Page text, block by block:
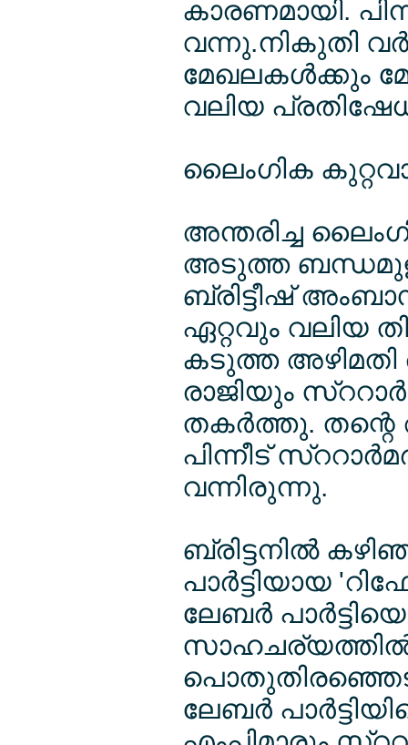
കാരണമായി.
വന്നു.നികുതി
മേഖലകള്‍ക്കും
വലിയ
ലൈംഗിക
അന്തരിച്ച
അടുത്ത
ബ്രിട്ടീഷ്
ഏറ്റവും വലിയ
കടുത്ത
രാജിയും
തകര്‍ത്തു. തന്റെ
പിന്നീട്
വന്നിരുന്നു.
ബ്രിട്ടനില്‍
പാര്‍ട്ടിയായ
ലേബര്‍
സാഹചര്യത്തില്‍
ലേബര്‍